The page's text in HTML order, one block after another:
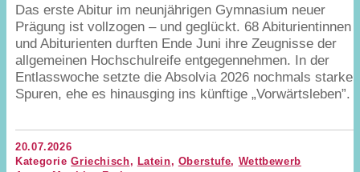
Das erste Abitur im neunjährigen Gymnasium neuer
Prägung ist vollzogen – und geglückt. 68 Abiturientinnen
und Abiturienten durften Ende Juni ihre Zeugnisse der
allgemeinen Hochschulreife entgegennehmen. In der
Entlasswoche setzte die Absolvia 2026 nochmals starke
Spuren, ehe es hinausging ins künftige„Vorwärtsleben”.
20.07.2026
KategorieGriechisch, Latein, Oberstufe, Wettbewerb